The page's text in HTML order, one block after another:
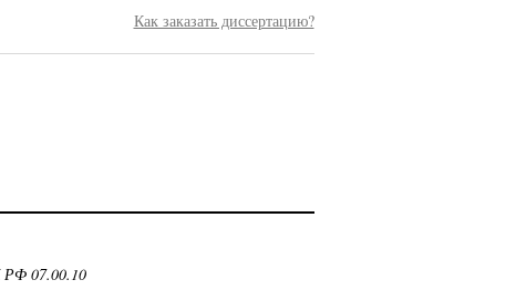
Как заказать диссертацию?
РФ 07.00.10